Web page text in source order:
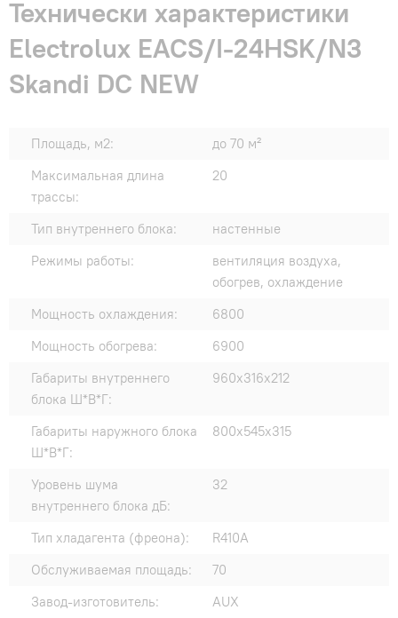
Технически характеристики
Electrolux EACS/I-24HSK/N3
Skandi DC NEW
Площадь, м2:
до 70 м²
Максимальная длина
трассы:
20
Тип внутреннего блока:
настенные
Режимы работы:
вентиляция воздуха,
обогрев, охлаждение
Мощность охлаждения:
6800
Мощность обогрева:
6900
Габариты внутреннего
блока Ш*В*Г:
960x316x212
Габариты наружного блока
Ш*В*Г:
800x545x315
Уровень шума
внутреннего блока дБ:
32
Тип хладагента (фреона):
R410A
Обслуживаемая площадь:
70
Завод-изготовитель:
AUX